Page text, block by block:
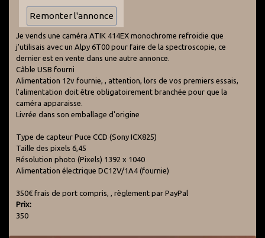
Je vends une caméra ATIK 414EX monochrome refroidie que
j'utilisais avec un Alpy 6T00 pour faire de la spectroscopie, ce
dernier est en vente dans une autre annonce.
Câble USB fourni
Alimentation 12v fournie, , attention, lors de vos premiers essais,
l'alimentation doit être obligatoirement branchée pour que la
caméra apparaisse.
Livrée dans son emballage d'origine
Type de capteur Puce CCD (Sony ICX825)
Taille des pixels 6,45
Résolution photo (Pixels) 1392 x 1040
Alimentation électrique DC12V/1A4 (fournie)
350€ frais de port compris, , règlement par PayPal
Prix:
350